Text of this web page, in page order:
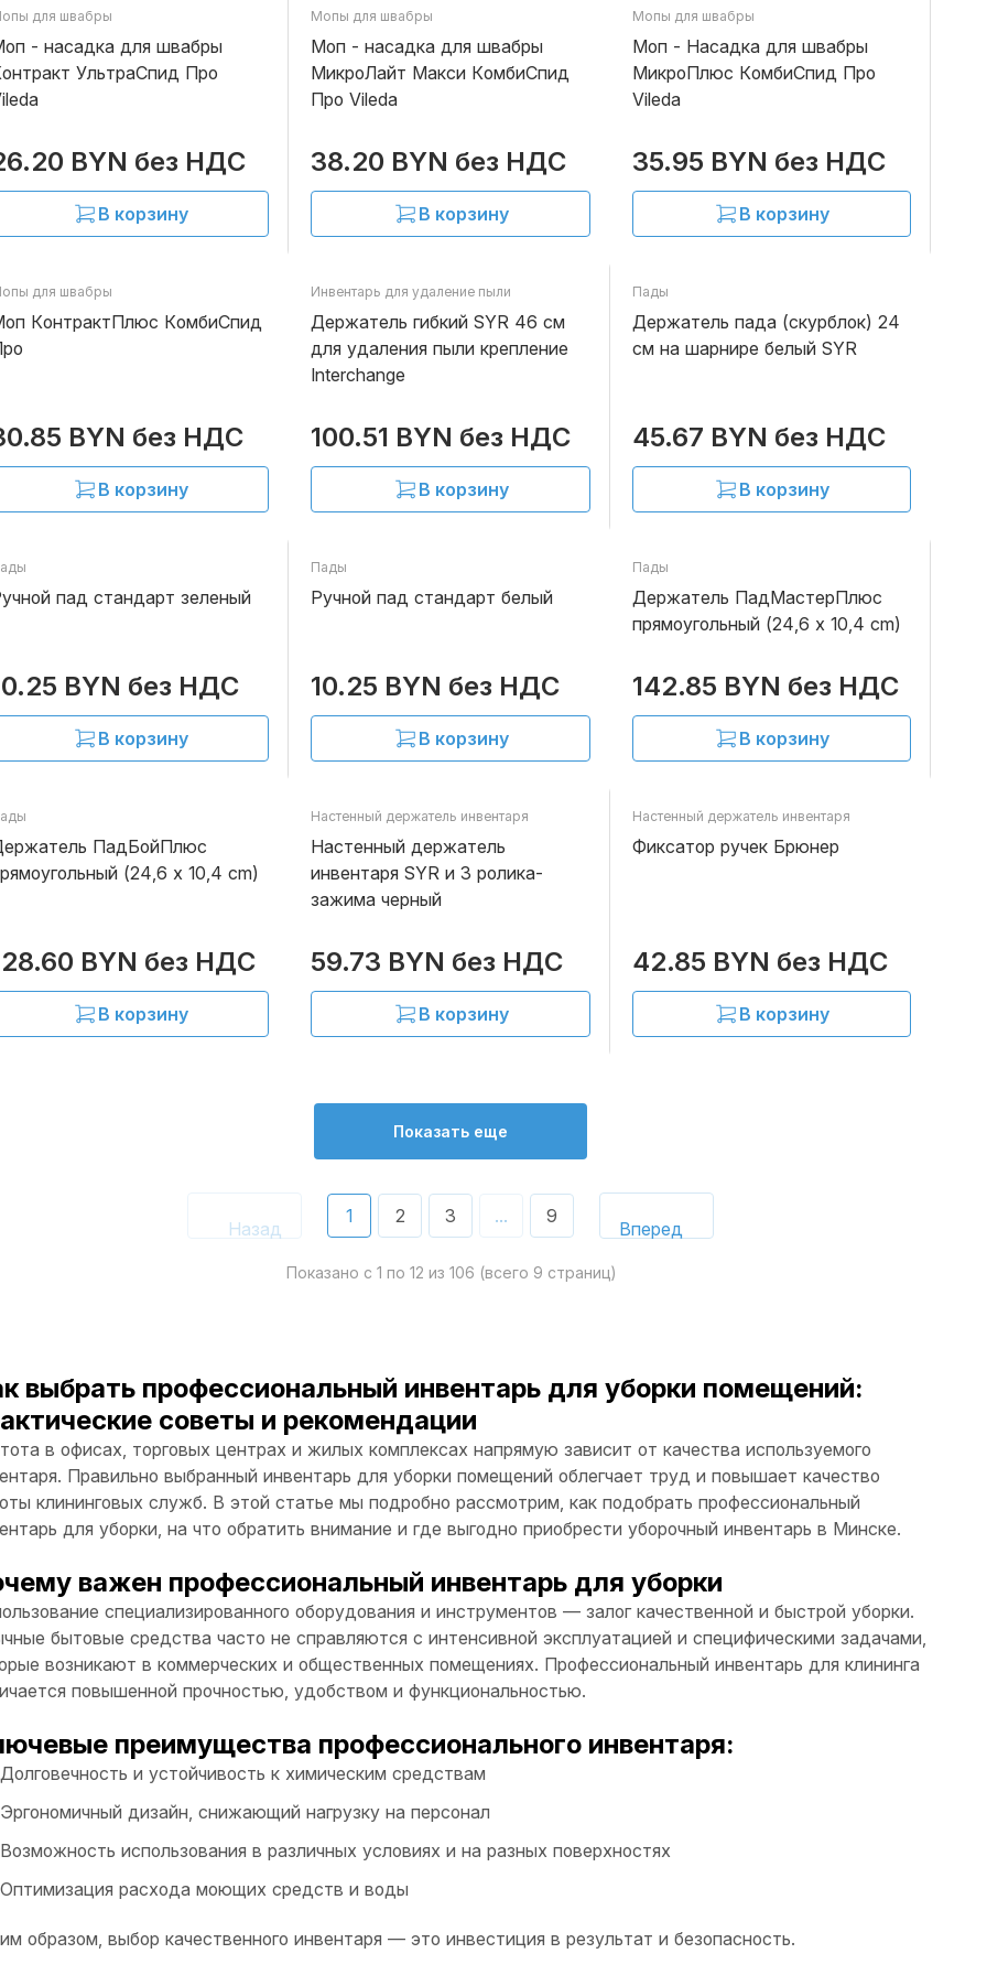
для швабры
- насадка для швабры
УльтраСпид Про
BYN без НДС
В корзину
Мопы для швабры
Моп - насадка для швабры
МикроЛайт Макси КомбиСпид
Про Vileda
38.20 BYN без НДС
В корзину
Мопы для швабры
Моп - Насадка для швабры
МикроПлюс КомбиСпид Про
Vileda
35.95 BYN без НДС
В корзину
для швабры
КонтрактПлюс КомбиСпид
BYN без НДС
В корзину
Инвентарь для удаление пыли
Держатель гибкий SYR 46 см
для удаления пыли крепление
Interchange
100.51 BYN без НДС
В корзину
Пады
Держатель пада (скурблок) 24
см на шарнире белый SYR
45.67 BYN без НДС
В корзину
пад стандарт зеленый
BYN без НДС
В корзину
Пады
Ручной пад стандарт белый
10.25 BYN без НДС
В корзину
Пады
Держатель ПадМастерПлюс
прямоугольный (24,6 x 10,4 cm)
142.85 BYN без НДС
В корзину
ПадБойПлюс
(24,6 x 10,4 cm)
BYN без НДС
В корзину
В наличии
Настенный держатель инвентаря
Настенный держатель
инвентаря SYR и 3 ролика-
зажима черный
59.73 BYN без НДС
В корзину
В наличии
Настенный держатель инвентаря
Фиксатор ручек Брюнер
42.85 BYN без НДС
В корзину
Показать еще
1 2 3 ... 9
Показано с 1 по 12 из 106 (всего 9 страниц)
выбрать профессиональный инвентарь для уборки помещений:
советы и рекомендации
в офисах, торговых центрах и жилых комплексах напрямую зависит от качества используемого
Правильно выбранный инвентарь для уборки помещений облегчает труд и повышает качество
клининговых служб. В этой статье мы подробно рассмотрим, как подобрать профессиональный
для уборки, на что обратить внимание и где выгодно приобрести уборочный инвентарь в Минске.
важен профессиональный инвентарь для уборки
специализированного оборудования и инструментов — залог качественной и быстрой уборки.
бытовые средства часто не справляются с интенсивной эксплуатацией и специфическими задачами,
возникают в коммерческих и общественных помещениях. Профессиональный инвентарь для клининга
повышенной прочностью, удобством и функциональностью.
преимущества профессионального инвентаря:
Долговечность и устойчивость к химическим средствам
Эргономичный дизайн, снижающий нагрузку на персонал
Возможность использования в различных условиях и на разных поверхностях
Оптимизация расхода моющих средств и воды
образом, выбор качественного инвентаря — это инвестиция в результат и безопасность.